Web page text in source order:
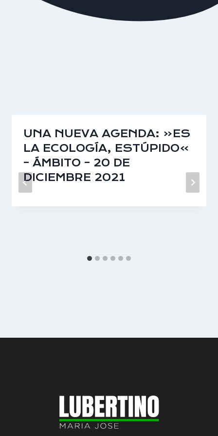
UNA NUEVA AGENDA: «ES
LA ECOLOGÍA, ESTÚPIDO»
– ÁMBITO – 20 DE
DICIEMBRE 2021